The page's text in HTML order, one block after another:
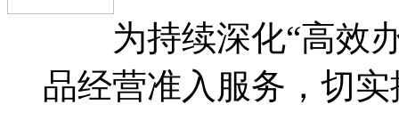
为持续深化“高效办
品经营准入服务，切